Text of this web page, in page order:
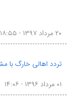
۲۰ مرداد ۱۳۹۷ - ۱۸:۵۵
تردد اهالی خارگ با
۰۱ مرداد ۱۳۹۶ - ۱۴:۰۶